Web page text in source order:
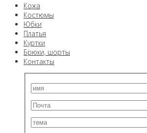
Кожа
Костюмы
Юбки
Платья
Куртки
Брюки, шорты
Контакты